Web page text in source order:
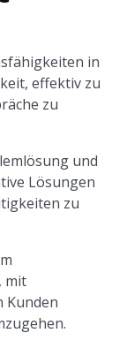
in
effektiv zu
zu
und
Lösungen
zu
mit
Kunden